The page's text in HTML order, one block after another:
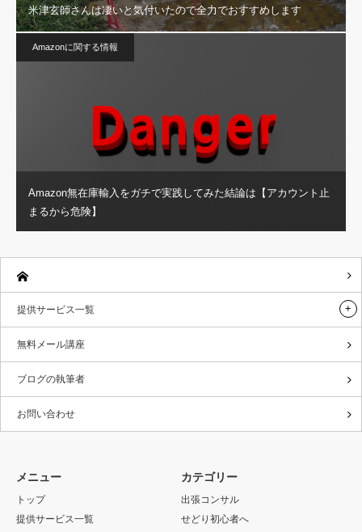
米津玄師さんは凄いと気付いたので全力でおすすめします
Amazonに関する情報
Amazon無在庫輸入をガチで実践してみた結論は【アカウント止
まるから危険】
提供サービス一覧
無料メール講座
ブログの執筆者
お問い合わせ
メニュー
トップ
提供サービス一覧
カテゴリー
出張コンサル
せどり初心者へ